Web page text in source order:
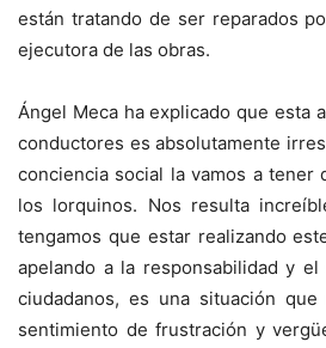
están tratando de ser reparados
ejecutora de las obras.
Ángel Meca ha explicado que esta
conductores es absolutamente
conciencia social la vamos a tener
los lorquinos. Nos resulta
tengamos que estar realizando
apelando a la responsabilidad y
ciudadanos, es una situación
sentimiento de frustración y